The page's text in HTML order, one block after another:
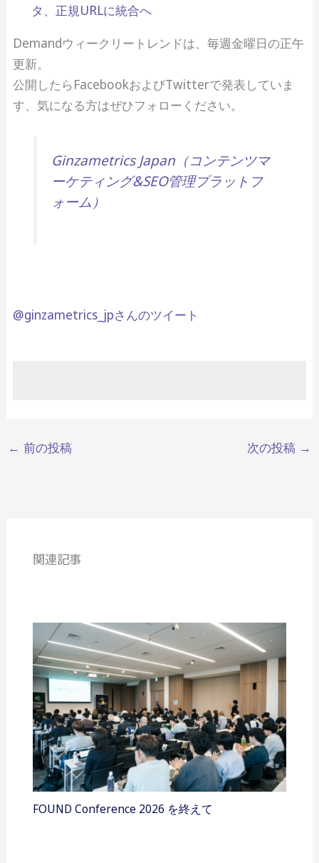
タ、正規URLに統合へ
Demandウィークリートレンドは、毎週金曜日の正午
更新。
公開したらFacebookおよびTwitterで発表していま
す、気になる方はぜひフォローください。
Ginzametrics Japan（コンテンツマ
ーケティング&SEO管理プラットフ
ォーム）
@ginzametrics_jpさんのツイート
← 前の投稿 次の投稿 →
関連記事
FOUND Conference 2026 を終えて